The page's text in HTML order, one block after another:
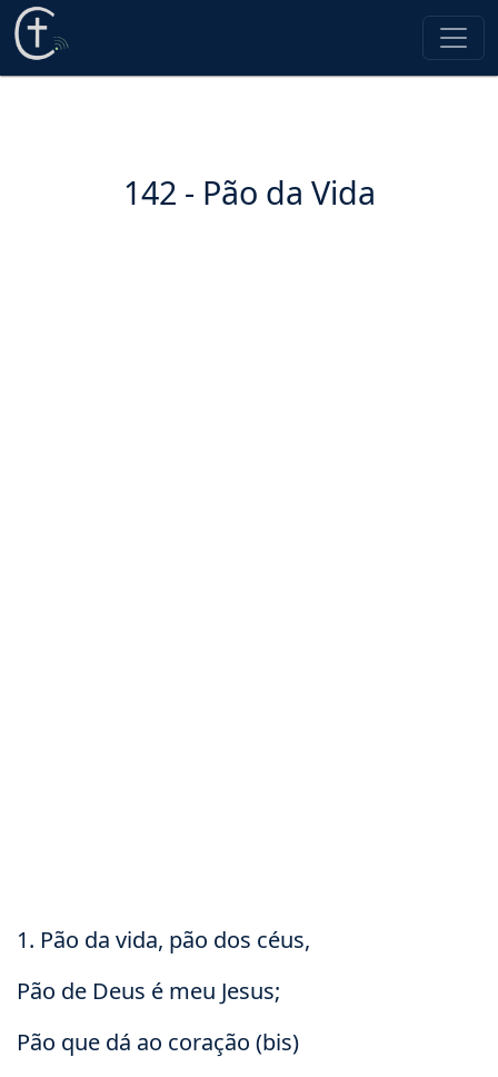
142 - Pão da Vida
1. Pão da vida, pão dos céus,
Pão de Deus é meu Jesus;
Pão que dá ao coração (bis)